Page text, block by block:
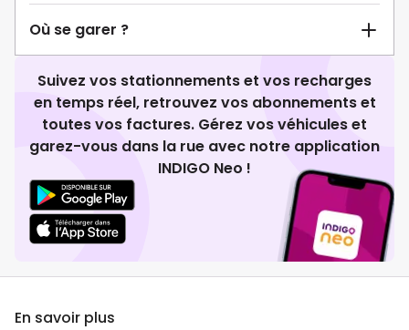
Où se garer ?
Suivez vos stationnements et vos recharges
en temps réel, retrouvez vos abonnements et
toutes vos factures. Gérez vos véhicules et
garez-vous dans la rue avec notre application
INDIGO Neo !
En savoir plus